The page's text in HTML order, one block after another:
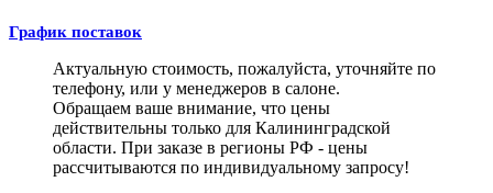
График поставок
Актуальную стоимость, пожалуйста, уточняйте по
телефону, или у менеджеров в салоне.
Обращаем ваше внимание, что цены
действительны только для Калининградской
области. При заказе в регионы РФ - цены
рассчитываются по индивидуальному запросу!